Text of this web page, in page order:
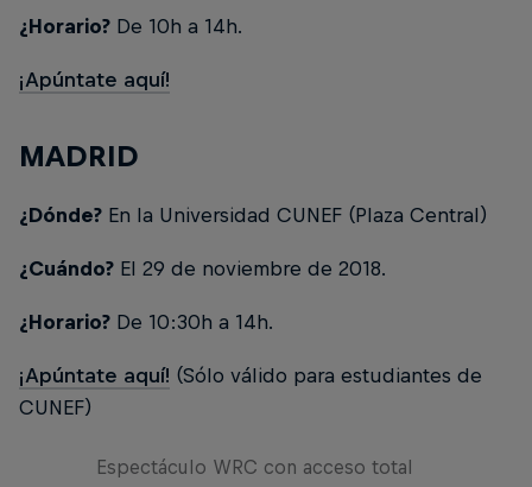
¿Horario? De 10h a 14h.
¡Apúntate aquí!
MADRID
¿Dónde? En la Universidad CUNEF (Plaza Central)
¿Cuándo? El 29 de noviembre de 2018.
¿Horario? De 10:30h a 14h.
¡Apúntate aquí! (Sólo válido para estudiantes de
CUNEF)
Espectáculo WRC con acceso total